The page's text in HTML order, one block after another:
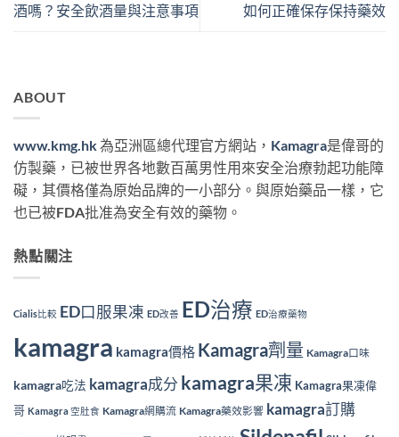
酒嗎？安全飲酒量與注意事項
如何正確保存保持藥效
ABOUT
www.kmg.hk為亞洲區總代理官方網站， Kamagra是偉哥的
仿製藥，已被世界各地數百萬男性用來安全治療勃起功能障
礙，其價格僅為原始品牌的一小部分。與原始藥品一樣，它
也已被FDA批准為安全有效的藥物。
熱點關注
Cialis比較 ED口服果凍 ED改善 ED治療 ED治療藥物
kamagra kamagra價格 Kamagra劑量 Kamagra口味
kamagra吃法 kamagra成分 kamagra果凍 Kamagra果凍偉
哥 Kamagra 空肚食 Kamagra網購流 Kamagra藥效影響 kamagra訂購